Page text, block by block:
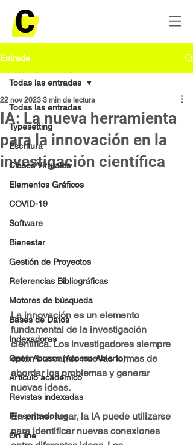
Entrada
Todas las entradas
Typesetting
Escritura
Clases Virtuales
Elementos Gráficos
COVID-19
Software
Bienestar
Gestión de Proyectos
Referencias Bibliográficas
Motores de búsqueda
Bases de Datos
Indexadoras
Open Access (Acceso Abierto)
Artículo académico
Revistas indexadas
Presentaciones
On line
Todas las entradas
IA: La nueva herramienta
para la innovación en la
investigación científica
22 nov 2023 3 min de lectura
La innovación es un elemento
fundamental de la investigación
científica. Los investigadores siempre
están buscando nuevas formas de
abordar los problemas y generar
nuevas ideas.
En primer lugar, la IA puede utilizarse
para identificar nuevas conexiones